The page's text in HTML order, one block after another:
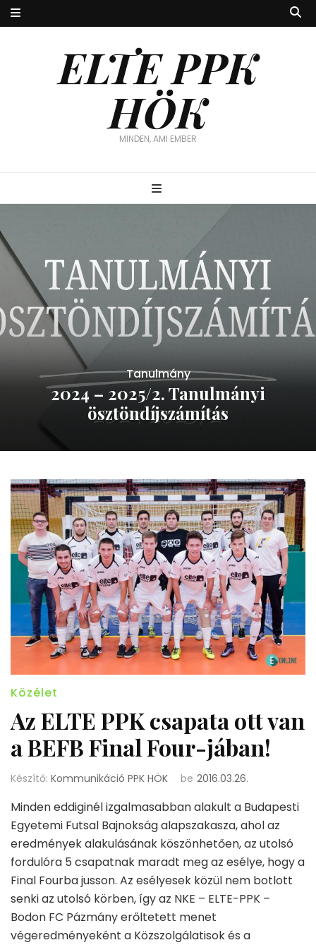
ELTE PPK
HÖK
MINDEN, AMI EMBER
Tanulmány
2024 – 2025/2. Tanulmányi
ösztöndíjszámítás
Közélet
Az ELTE PPK csapata ott van
a BEFB Final Four-jában!
Készítő: Kommunikáció PPK HÖK be 2016.03.26.
Minden eddiginél izgalmasabban alakult a Budapesti
Egyetemi Futsal Bajnokság alapszakasza, ahol az
eredmények alakulásának köszönhetően, az utolsó
fordulóra 5 csapatnak maradt meg az esélye, hogy a
Final Fourba jusson. Az esélyesek közül nem botlott
senki az utolsó körben, így az NKE – ELTE-PPK –
Bodon FC Pázmány erőltetett menet
végeredményeként a Közszolgálatisok és a